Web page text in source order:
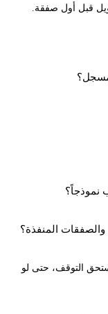
قبل أول صفقة.
نموذجاً؟
المنفذة؟
التوقف، حتى لو